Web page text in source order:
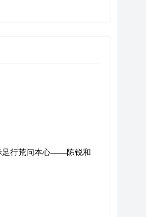
足行荒问本心——陈锐和